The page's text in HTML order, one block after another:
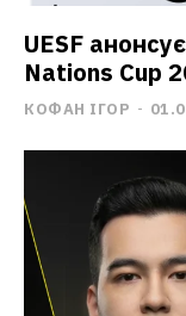
UESF
Nations Cup
КОФАН ІГОР -